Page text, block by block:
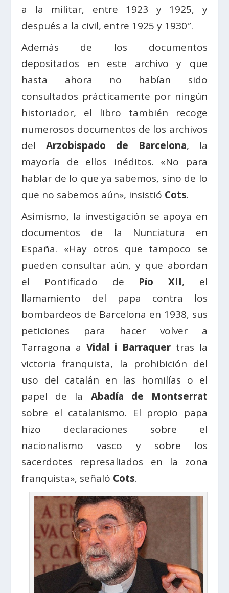
a la militar, entre 1923 y 1925, y
después a la civil, entre 1925 y 1930″.
Además de los documentos
depositados en este archivo y que
hasta ahora no habían sido
consultados prácticamente por ningún
historiador, el libro también recoge
numerosos documentos de los archivos
delArzobispado de Barcelona, la
mayoría de ellos inéditos. «No para
hablar de lo que ya sabemos, sino de lo
que no sabemos aún», insistió Cots.
Asimismo, la investigación se apoya en
documentos de la Nunciatura en
España. «Hay otros que tampoco se
pueden consultar aún, y que abordan
el Pontificado de Pío XII, el
llamamiento del papa contra los
bombardeos de Barcelona en 1938, sus
peticiones para hacer volver a
Tarragona aVidal i Barraquertras la
victoria franquista, la prohibición del
uso del catalán en las homilías o el
papel de la Abadía de Montserrat
sobre el catalanismo. El propio papa
hizo declaraciones sobre el
nacionalismo vasco y sobre los
sacerdotes represaliados en la zona
franquista», señaló Cots.